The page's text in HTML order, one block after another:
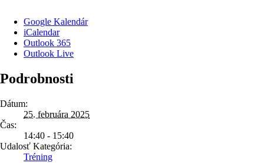
Google Kalendár
iCalendar
Outlook 365
Outlook Live
Podrobnosti
Dátum:
25. februára 2025
Čas:
14:40 - 15:40
Udalosť Kategória:
Tréning